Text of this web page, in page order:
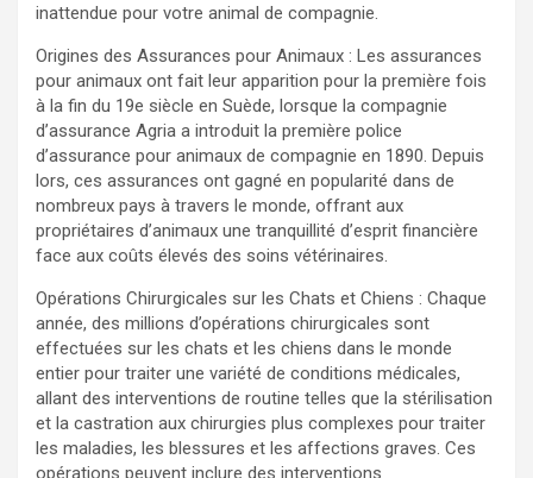
inattendue pour votre animal de compagnie.
Origines des Assurances pour Animaux : Les assurances
pour animaux ont fait leur apparition pour la première fois
à la fin du 19e siècle en Suède, lorsque la compagnie
d’assurance Agria a introduit la première police
d’assurance pour animaux de compagnie en 1890. Depuis
lors, ces assurances ont gagné en popularité dans de
nombreux pays à travers le monde, offrant aux
propriétaires d’animaux une tranquillité d’esprit financière
face aux coûts élevés des soins vétérinaires.
Opérations Chirurgicales sur les Chats et Chiens : Chaque
année, des millions d’opérations chirurgicales sont
effectuées sur les chats et les chiens dans le monde
entier pour traiter une variété de conditions médicales,
allant des interventions de routine telles que la stérilisation
et la castration aux chirurgies plus complexes pour traiter
les maladies, les blessures et les affections graves. Ces
opérations peuvent inclure des interventions